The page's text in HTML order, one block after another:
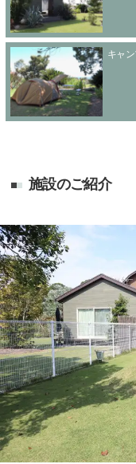
キャ
施設のご紹介